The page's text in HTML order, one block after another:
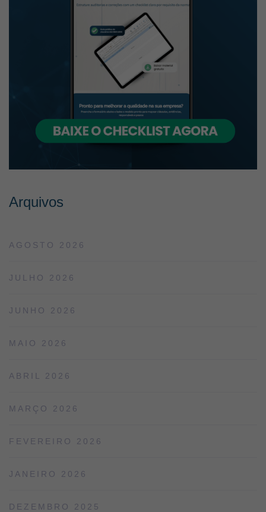
Arquivos
AGOSTO 2026
JULHO 2026
JUNHO 2026
MAIO 2026
ABRIL 2026
MARÇO 2026
FEVEREIRO 2026
JANEIRO 2026
DEZEMBRO 2025